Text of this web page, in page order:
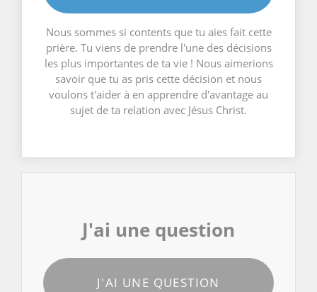
Nous sommes si contents que tu aies fait cette
prière. Tu viens de prendre l'une des décisions
les plus importantes de ta vie ! Nous aimerions
savoir que tu as pris cette décision et nous
voulons t'aider à en apprendre d'avantage au
sujet de ta relation avec Jésus Christ.
J'ai une question
J'AI UNE QUESTION